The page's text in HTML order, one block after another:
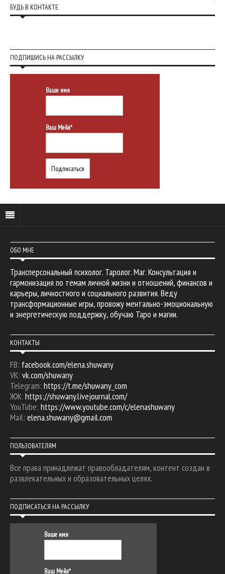
БУДЬ В КОНТАКТЕ
ПОДПИШИСЬ НА РАССЫЛКУ
Ваше имя
Ваш Мейл*
ОБО МНЕ
Трансперсональный психолог. Таролог. Маг. Консультация и
гармонизация по темам личной жизни и отношений, финансов и
карьеры, личностного и социального развития. Веду
трансформационные игры, провожу ментально-эмоциональную
и энергетическую поддержку, обучаю Таро и магии.
КОНТАКТЫ
FB: facebook.com/elena.shuwany
VK: vk.com/shuwany
Telegram: https://t.me/shuwany_com
ЖЖ: https://shuwany.livejournal.com/
YouTube: https://www.youtube.com/c/elenashuwany
Mail: elena.shuwany@gmail.com
ПОЛЬЗОВАТЕЛЯМ
Все права принадлежат правообладателям, контент создан в
развлекательных и образовательных целях.
ПОДПИСАТЬСЯ НА РАССЫЛКУ
Ваше имя
Ваш Мейл*